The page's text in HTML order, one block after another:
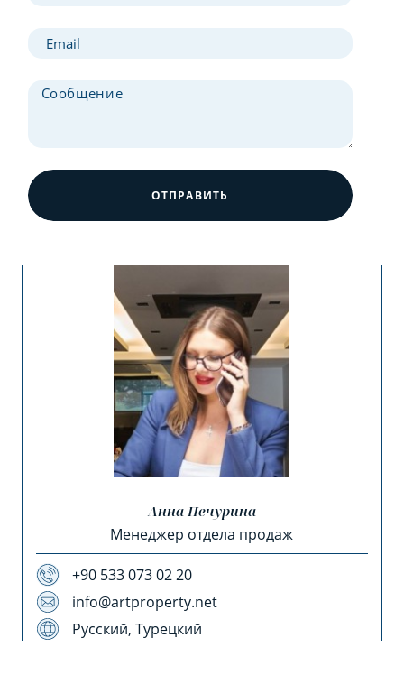
ОТПРАВИТЬ
Анна Печурина
Менеджер отдела продаж
+90 533 073 02 20
info@artproperty.net
Русский, Турецкий